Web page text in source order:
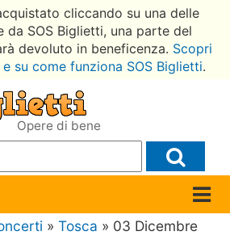
cliccando su una delle
SOS Biglietti, una parte del
devoluto in beneficenza. Scopri
su come funziona SOS Biglietti.
Opere di bene
»Tosca » 03 Dicembre